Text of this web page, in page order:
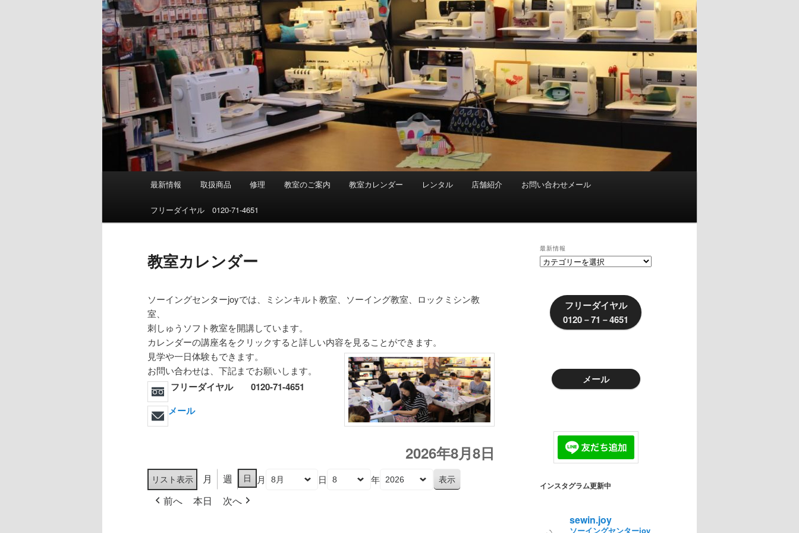
メ
最新情報 取扱商品 修理 教室のご案内 教室カレンダー レンタル 店舗紹介 お問い合わせメール
フリーダイヤル 0120-71-4651
教室カレンダー
ソーイングセンターjoyでは、ミシンキルト教室、ソーイング教室、ロックミシン教
室、
刺しゅうソフト教室を開講しています。
カレンダーの講座名をクリックすると詳しい内容を見ることができます。
見学や一日体験もできます。
お問い合わせは、下記までお願いします。
フリーダイヤル 0120-71-4651
メール
2026年8月8日
リスト表示 月 週 日 月 日 年
前へ 本日 次へ
最新情報
最
フリーダイヤル
0120－71－4651
メール
インスタグラム更新中
sewin.joy
ソーイングセンターjoy